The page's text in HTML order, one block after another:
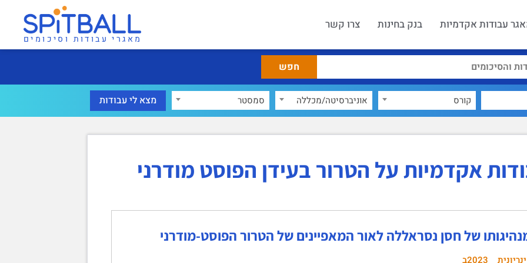
עבודות אקדמיות בנק בחינות צרו קשר
מאגרי עבודות וסיכומים
קורס אוניברסיטה/מכללה סמסטר
אקדמיות על הטרור בעידן הפוסט מודרני
של חסן נסראללה לאור המאפיינים של הטרור הפוסט-מודרני
2023ב